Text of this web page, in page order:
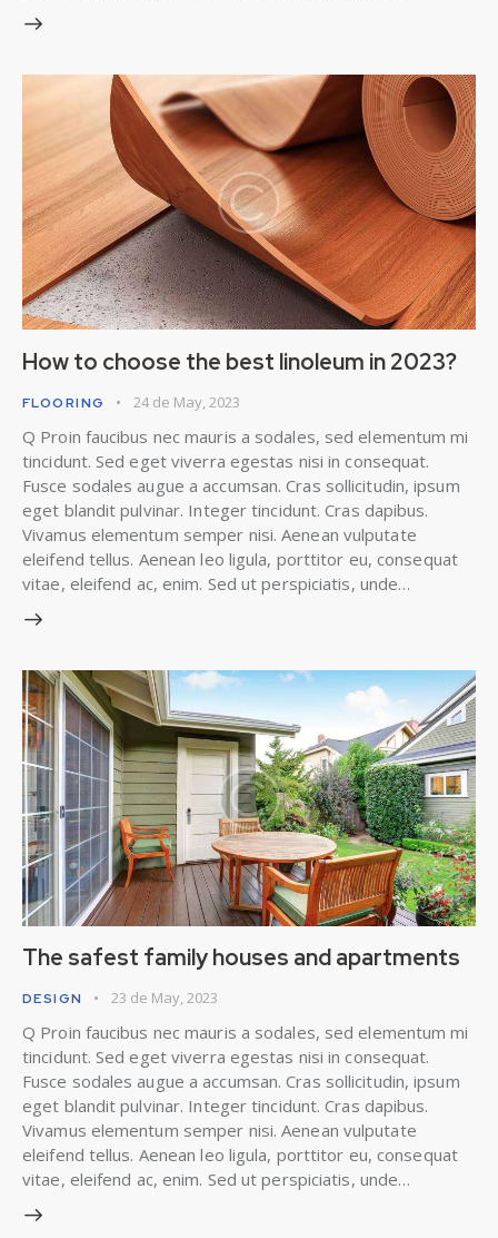
How to choose the best linoleum in 2023?
FLOORING 24 de May, 2023
Q Proin faucibus nec mauris a sodales, sed elementum mi
tincidunt. Sed eget viverra egestas nisi in consequat.
Fusce sodales augue a accumsan. Cras sollicitudin, ipsum
eget blandit pulvinar. Integer tincidunt. Cras dapibus.
Vivamus elementum semper nisi. Aenean vulputate
eleifend tellus. Aenean leo ligula, porttitor eu, consequat
vitae, eleifend ac, enim. Sed ut perspiciatis, unde…
The safest family houses and apartments
DESIGN 23 de May, 2023
Q Proin faucibus nec mauris a sodales, sed elementum mi
tincidunt. Sed eget viverra egestas nisi in consequat.
Fusce sodales augue a accumsan. Cras sollicitudin, ipsum
eget blandit pulvinar. Integer tincidunt. Cras dapibus.
Vivamus elementum semper nisi. Aenean vulputate
eleifend tellus. Aenean leo ligula, porttitor eu, consequat
vitae, eleifend ac, enim. Sed ut perspiciatis, unde…